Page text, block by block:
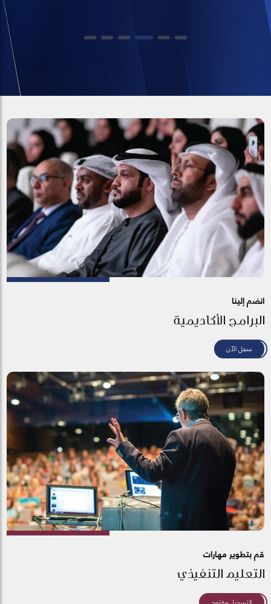
انضم إلينا
البرامج الأكاديمية
سجل الآن
قم بتطوير مهارات
التعليم التنفيذي
التسجيل مفتوح